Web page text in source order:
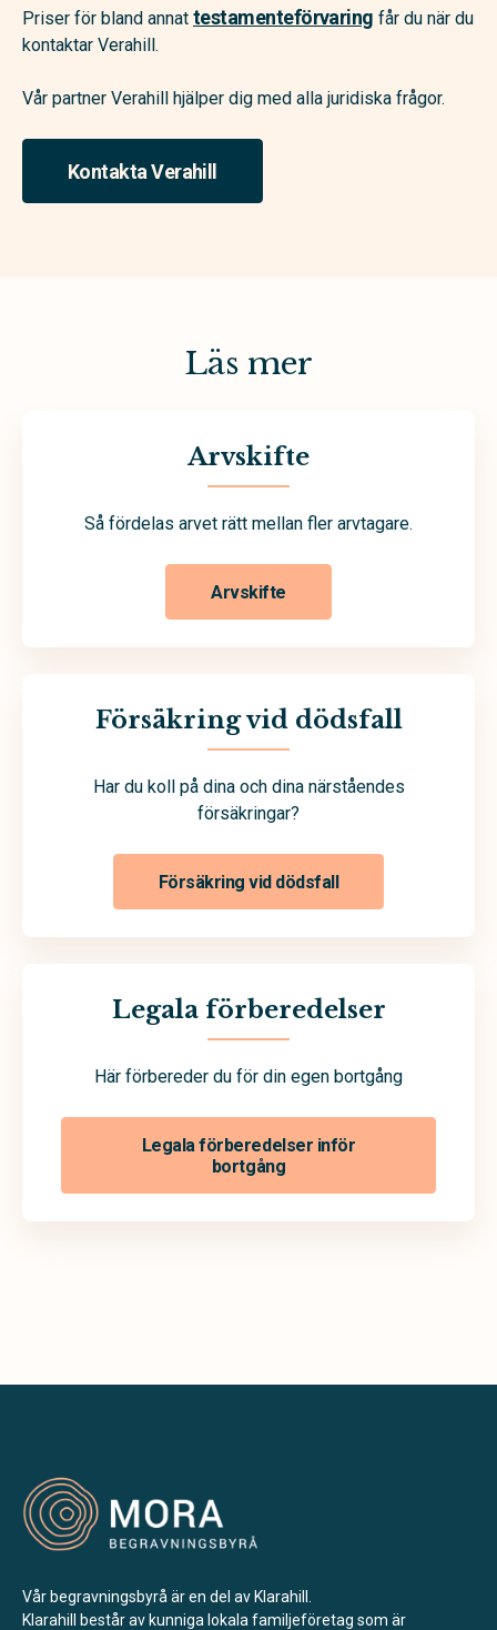
Priser för bland annat testamenteförvaring får du när du
kontaktar Verahill.
Vår partner Verahill hjälper dig med alla juridiska frågor.
Kontakta Verahill
Läs mer
Arvskifte
Så fördelas arvet rätt mellan fler arvtagare.
Arvskifte
Försäkring vid dödsfall
Har du koll på dina och dina närståendes
försäkringar?
Försäkring vid dödsfall
Legala förberedelser
Här förbereder du för din egen bortgång
Legala förberedelser inför
bortgång
Vår begravningsbyrå är en del av Klarahill.
Klarahill består av kunniga lokala familjeföretag som är